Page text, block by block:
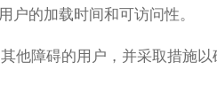
的加载时间和可访问性。
他障碍的用户，并采取措施